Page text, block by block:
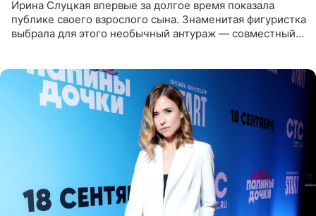
Ирина Слуцкая впервые за долгое время показала
публике своего взрослого сына. Знаменитая фигуристка
выбрала для этого необычный антураж — совместный